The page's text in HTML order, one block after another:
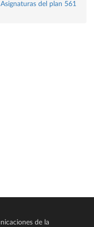
Asignaturas del plan 561
de la